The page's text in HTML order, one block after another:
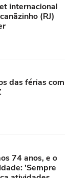
internacional
(RJ)
das férias com
74 anos, e o
'Sempre